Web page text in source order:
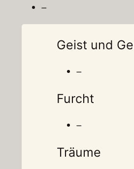
–
Geist und
–
Furcht
–
Träume